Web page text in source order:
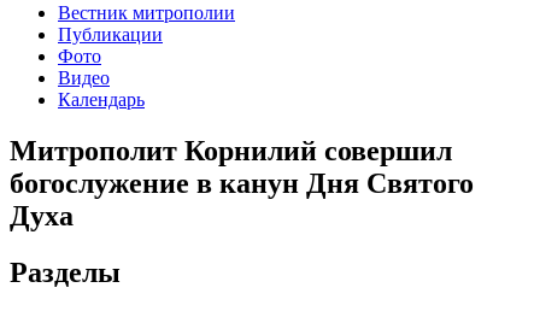
Вестник митрополии
Публикации
Фото
Видео
Календарь
Митрополит Корнилий совершил
богослужение в канун Дня Святого
Духа
Разделы